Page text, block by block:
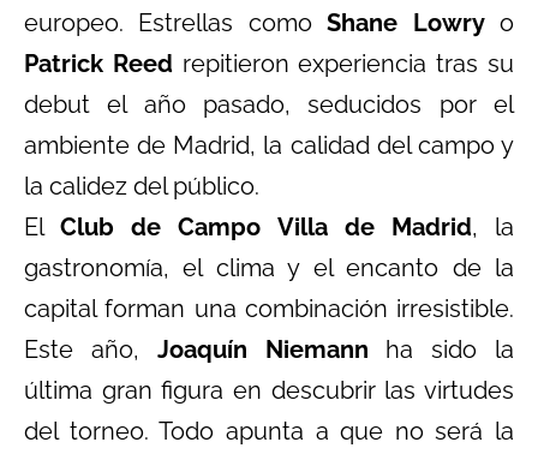
europeo. Estrellas comoShane Lowryo
Patrick Reedrepitieron experiencia tras su
debut el año pasado, seducidos por el
ambiente de Madrid, la calidad del campo y
la calidez del público.
ElClub de Campo Villa de Madrid, la
gastronomía, el clima y el encanto de la
capital forman una combinación irresistible.
Este año, Joaquín Niemann ha sido la
última gran figura en descubrir las virtudes
del torneo. Todo apunta a que no será la